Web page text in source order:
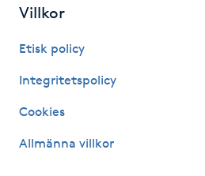
Hälsa
Hälsprickor
Idrottsmassage
Villkor
Etisk policy
Integritetspolicy
Cookies
Allmänna villkor